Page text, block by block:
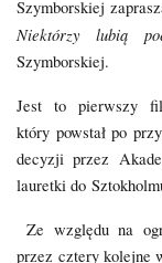
Szymborskiej
Niektórzy lubią
Szymborskiej.
Jest to pierwszy
który powstał po
decyzji przez
lauretki do
Ze względu na
przez cztery kolejne